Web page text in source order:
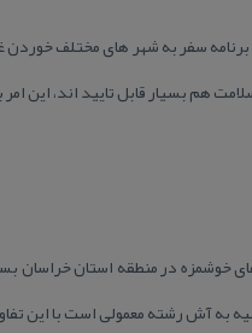
سفر به شهر های مختلف
سلامت هم بسیار قابل تایید اند،
خوشمزه در منطقه استان
به آش رشته معمولی است با این